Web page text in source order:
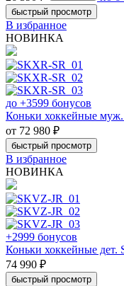
быстрый просмотр
В избранное
НОВИНКА
до +3599 бонусов
Коньки хоккейные
от 72 980 ₽
быстрый просмотр
В избранное
НОВИНКА
+2999 бонусов
Коньки хоккейные
74 990 ₽
быстрый просмотр